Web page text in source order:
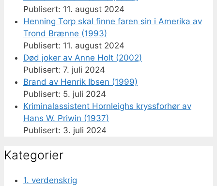
11. august 2024
Henning Torp skal finne faren sin i Amerika av
Trond Brænne (1993)
11. august 2024
Død joker av Anne Holt (2002)
7. juli 2024
Brand av Henrik Ibsen (1999)
5. juli 2024
Kriminalassistent Hornleighs kryssforhør av
Hans W. Priwin (1937)
3. juli 2024
Kategorier
1. verdenskrig